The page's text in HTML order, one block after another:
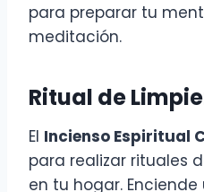
para preparar tu
meditación.
Ritual de
El Incienso Espiritual
para realizar rituales
en tu hogar.